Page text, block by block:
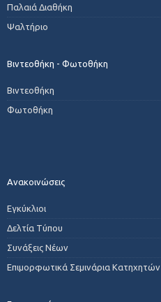
Παλαιά Διαθήκη
Ψαλτήριο
Βιντεοθήκη - Φωτοθήκη
Βιντεοθήκη
Φωτοθήκη
Ανακοινώσεις
Εγκύκλιοι
Δελτία Τύπου
Συνάξεις Νέων
Επιμορφωτικά Σεμινάρια Κατηχητών